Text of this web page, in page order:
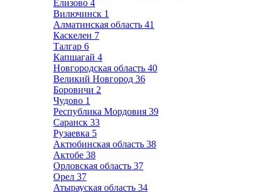
Елизово 4
Вилючинск 1
Алматинская область 41
Каскелен 7
Талгар 6
Капшагай 4
Новгородская область 40
Великий Новгород 36
Боровичи 2
Чудово 1
Республика Мордовия 39
Саранск 33
Рузаевка 5
Актюбинская область 38
Актобе 38
Орловская область 37
Орел 37
Атырауская область 34